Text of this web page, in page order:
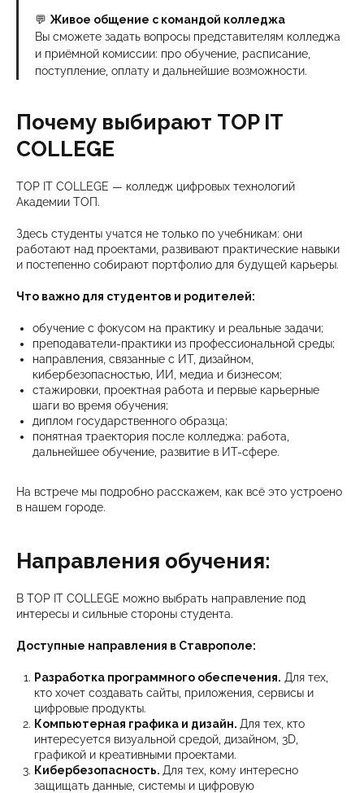
💬 Живое общение с командой колледжа
Вы сможете задать вопросы представителям колледжа
и приёмной комиссии: про обучение, расписание,
поступление, оплату и дальнейшие возможности.
Почему выбирают TOP IT
COLLEGE
TOP IT COLLEGE — колледж цифровых технологий
Академии ТОП.
Здесь студенты учатся не только по учебникам: они
работают над проектами, развивают практические навыки
и постепенно собирают портфолио для будущей карьеры.
Что важно для студентов и родителей:
обучение с фокусом на практику и реальные задачи;
преподаватели-практики из профессиональной среды;
направления, связанные с ИТ, дизайном,
кибербезопасностью, ИИ, медиа и бизнесом;
стажировки, проектная работа и первые карьерные
шаги во время обучения;
диплом государственного образца;
понятная траектория после колледжа: работа,
дальнейшее обучение, развитие в ИТ-сфере.
На встрече мы подробно расскажем, как всё это устроено
в нашем городе.
Направления обучения:
В TOP IT COLLEGE можно выбрать направление под
интересы и сильные стороны студента.
Доступные направления в Ставрополе:
Разработка программного обеспечения. Для тех,
кто хочет создавать сайты, приложения, сервисы и
цифровые продукты.
Компьютерная графика и дизайн. Для тех, кто
интересуется визуальной средой, дизайном, 3D,
графикой и креативными проектами.
Кибербезопасность. Для тех, кому интересно
защищать данные, системы и цифровую